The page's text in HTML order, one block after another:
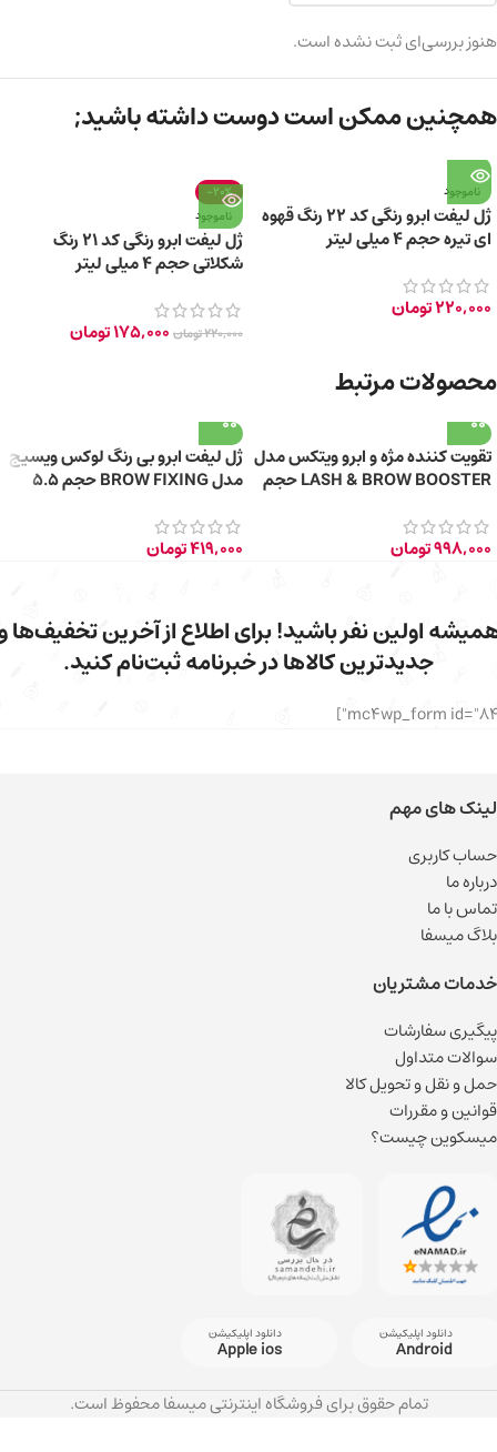
هنوز بررسی‌ای ثبت نشده است.
همچنین ممکن است دوست داشته باشید;
ناموجود
ژل لیفت ابرو رنگی کد 22 رنگ قهوه
ای تیره حجم 4 میلی لیتر
220,000تومان
-20%
ناموجود
ژل لیفت ابرو رنگی کد 21 رنگ
شکلاتی حجم 4 میلی لیتر
220,000تومان 175,000تومان
محصولات مرتبط
تقویت‌ کننده مژه و ابرو ویتکس مدل
LASH & BROW BOOSTER حجم
998,000تومان
ژل لیفت ابرو بی‌ رنگ لوکس ویسیج
مدل BROW FIXING حجم 5.5
419,000تومان
اولین نفر باشید! برای اطلاع از آخرین تخفیف‌ها
جدیدترین کالاها در خبرنامه ثبت‌نام کنید.
لینک های مهم
حساب کاربری
درباره ما
تماس با ما
بلاگ میسفا
خدمات مشتریان
پیگیری سفارشات
سوالات متداول
حمل و نقل و تحویل کالا
قوانین و مقررات
میسکوین چیست؟
دانلود اپلیکیشن
Android
دانلود اپلیکیشن
Apple ios
تمام حقوق برای فروشگاه اینترنتی میسفا محفوظ است.